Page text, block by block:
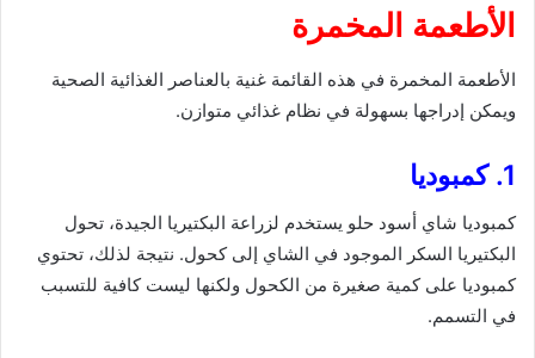
الأطعمة المخمرة
الأطعمة المخمرة في هذه القائمة غنية بالعناصر الغذائية الصحية
ويمكن إدراجها بسهولة في نظام غذائي متوازن.
1. كمبوديا
كمبوديا شاي أسود حلو يستخدم لزراعة البكتيريا الجيدة، تحول
البكتيريا السكر الموجود في الشاي إلى كحول. نتيجة لذلك، تحتوي
كمبوديا على كمية صغيرة من الكحول ولكنها ليست كافية للتسبب
في التسمم.